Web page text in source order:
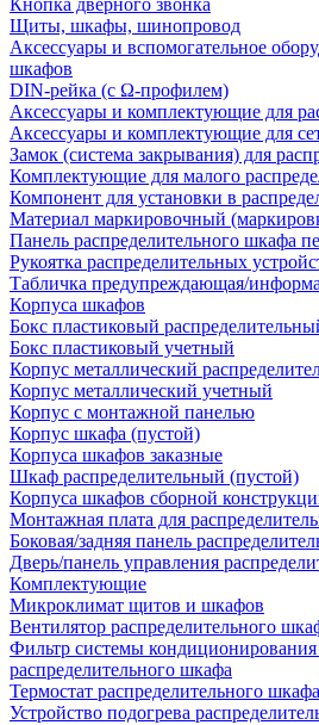
Кнопка дверного звонка
Щиты, шкафы, шинопровод
Аксессуары и вспомогательное
шкафов
DIN-рейка (с Ω-профилем)
Аксессуары и комплектующие для
Аксессуары и комплектующие для
Замок (система закрывания) для
Комплектующие для малого
Компонент для установки в
Материал маркировочный
Панель распределительного шкафа
Рукоятка распределительных
Табличка предупреждающая/
Корпуса шкафов
Бокс пластиковый
Бокс пластиковый учетный
Корпус металлический
Корпус металлический учетный
Корпус с монтажной панелью
Корпус шкафа (пустой)
Корпуса шкафов заказные
Шкаф распределительный (пустой)
Корпуса шкафов сборной
Монтажная плата для
Боковая/задняя панель
Дверь/панель управления
Комплектующие
Микроклимат щитов и шкафов
Вентилятор распределительного
Фильтр системы кондиционирования
распределительного шкафа
Термостат распределительного шкафа
Устройство подогрева